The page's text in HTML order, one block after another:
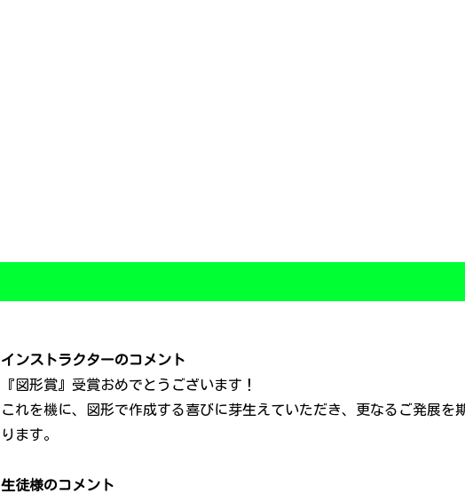
インストラクターのコメント
『図形賞』受賞おめでとうございます！
これを機に、図形で作成する喜びに芽生えていただき、更なるご発展を
ります。
生徒様のコメント